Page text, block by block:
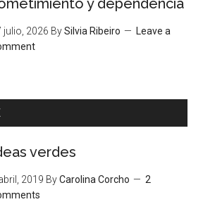
y dependencia
julio, 2026 BySilvia Ribeiro
Leave a
verdes
2019 ByCarolina Corcho
2